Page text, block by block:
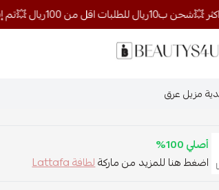
روائح الجمال
أصلي 100%
اضغط هنا للمزيد من ماركةلطافة Lattafa